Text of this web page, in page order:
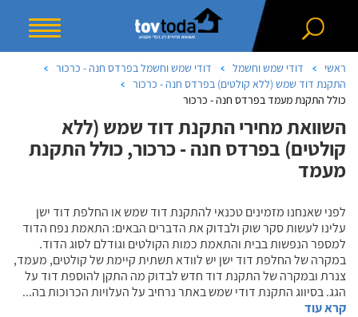
ראשי דודי שמש וחשמל
דודי שמש וחשמל בפרדס חנה - כרכור
התקנת דוד שמש (ללא קולטים) בפרדס חנה - כרכור
כולל התקנת מעמד בפרדס חנה - כרכור
השוואת מחירי התקנת דוד שמש (ללא
קולטים) בפרדס חנה - כרכור, כולל התקנת
מעמד
לפני שאנחנו מזמינים טכנאי להתקנת דוד שמש או החלפת דוד ישן
עלינו לעשות סקר שוק ולבדוק את הדברים הבאים: התאמת נפח הדוד
למספר הנפשות בבית והתאמת כמות הקולטים וגודלם לסוג הדוד.
במקרה של החלפת דוד ישן יש לוודא תשתית קיימת של קולטים, מעמד,
צנרת ובמקרה של התקנת דוד חדש לבדוק מה התקן להוספת דוד על
הגג. בסיווג התקנת דודי שמש באתר נרחיב על העלויות הכרוכות בה...
קרא עוד